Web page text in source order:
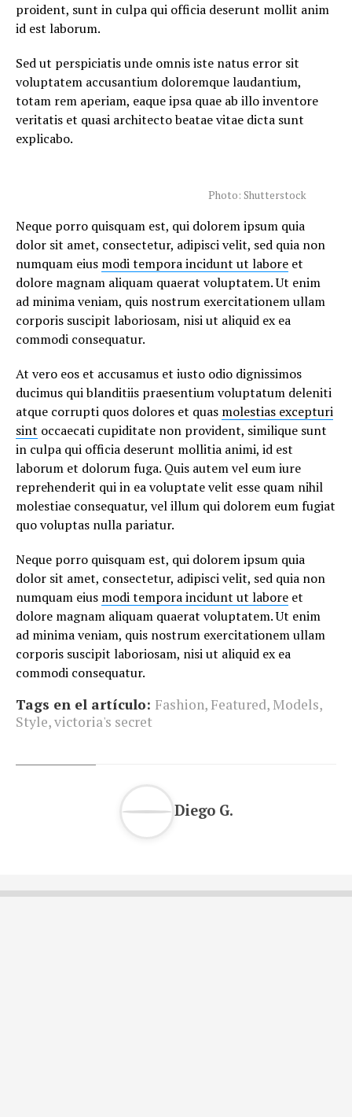
proident, sunt in culpa qui officia deserunt mollit anim
id est laborum.
Sed ut perspiciatis unde omnis iste natus error sit
voluptatem accusantium doloremque laudantium,
totam rem aperiam, eaque ipsa quae ab illo inventore
veritatis et quasi architecto beatae vitae dicta sunt
explicabo.
Photo: Shutterstock
Neque porro quisquam est, qui dolorem ipsum quia
dolor sit amet, consectetur, adipisci velit, sed quia non
numquam eius modi tempora incidunt ut labore et
dolore magnam aliquam quaerat voluptatem. Ut enim
ad minima veniam, quis nostrum exercitationem ullam
corporis suscipit laboriosam, nisi ut aliquid ex ea
commodi consequatur.
At vero eos et accusamus et iusto odio dignissimos
ducimus qui blanditiis praesentium voluptatum deleniti
atque corrupti quos dolores et quas molestias excepturi
sint occaecati cupiditate non provident, similique sunt
in culpa qui officia deserunt mollitia animi, id est
laborum et dolorum fuga. Quis autem vel eum iure
reprehenderit qui in ea voluptate velit esse quam nihil
molestiae consequatur, vel illum qui dolorem eum fugiat
quo voluptas nulla pariatur.
Neque porro quisquam est, qui dolorem ipsum quia
dolor sit amet, consectetur, adipisci velit, sed quia non
numquam eius modi tempora incidunt ut labore et
dolore magnam aliquam quaerat voluptatem. Ut enim
ad minima veniam, quis nostrum exercitationem ullam
corporis suscipit laboriosam, nisi ut aliquid ex ea
commodi consequatur.
Tags en el artículo: Fashion, Featured, Models,
Style,victoria's secret
Diego G.